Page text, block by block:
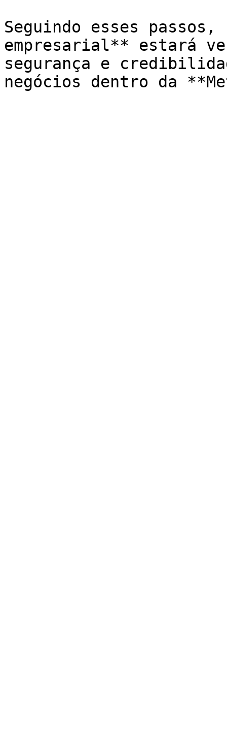
Seguindo esses
empresarial** estará
segurança e